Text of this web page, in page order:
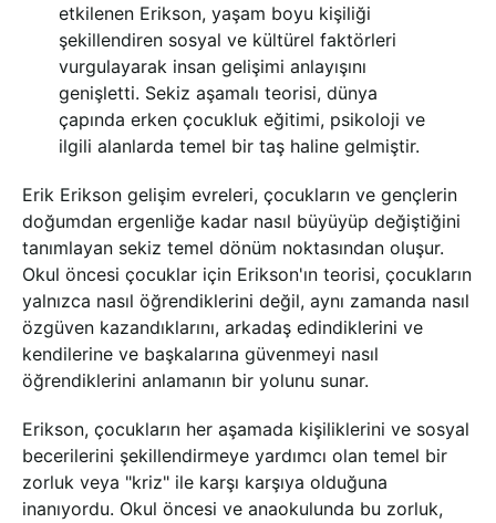
etkilenen Erikson, yaşam boyu kişiliği
şekillendiren sosyal ve kültürel faktörleri
vurgulayarak insan gelişimi anlayışını
genişletti. Sekiz aşamalı teorisi, dünya
çapında erken çocukluk eğitimi, psikoloji ve
ilgili alanlarda temel bir taş haline gelmiştir.
Erik Erikson gelişim evreleri, çocukların ve gençlerin
doğumdan ergenliğe kadar nasıl büyüyüp değiştiğini
tanımlayan sekiz temel dönüm noktasından oluşur.
Okul öncesi çocuklar için Erikson'ın teorisi, çocukların
yalnızca nasıl öğrendiklerini değil, aynı zamanda nasıl
özgüven kazandıklarını, arkadaş edindiklerini ve
kendilerine ve başkalarına güvenmeyi nasıl
öğrendiklerini anlamanın bir yolunu sunar.
Erikson, çocukların her aşamada kişiliklerini ve sosyal
becerilerini şekillendirmeye yardımcı olan temel bir
zorluk veya "kriz" ile karşı karşıya olduğuna
inanıyordu. Okul öncesi ve anaokulunda bu zorluk,